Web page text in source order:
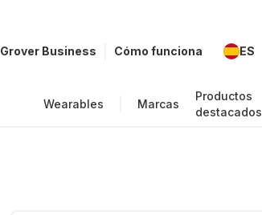
Grover Business Cómo funciona ES
Wearables Marcas
Productos
destacados